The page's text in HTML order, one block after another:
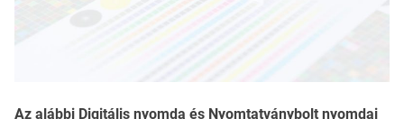
Az alábbi Digitális nyomda és Nyomtatványbolt nyomdai